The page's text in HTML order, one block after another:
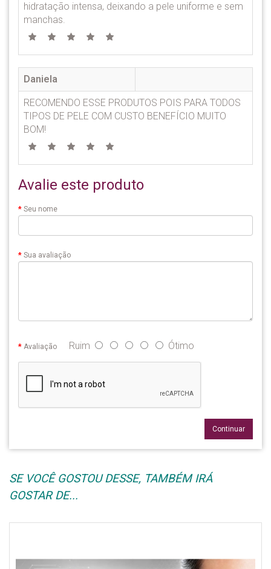
hidratação intensa, deixando a pele uniforme e sem
manchas.
Daniela
RECOMENDO ESSE PRODUTOS POIS PARA TODOS
TIPOS DE PELE COM CUSTO BENEFÍCIO MUITO
BOM!
Avalie este produto
Seu nome
Sua avaliação
Avaliação Ruim Ótimo
Continuar
SE VOCÊ GOSTOU DESSE, TAMBÉM IRÁ
GOSTAR DE...